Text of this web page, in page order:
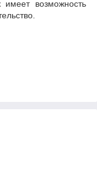
имеет возможность